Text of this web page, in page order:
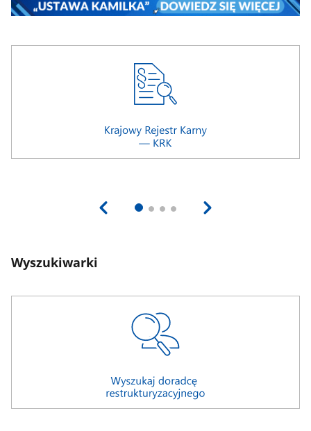
Wyszukiwarki